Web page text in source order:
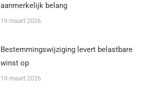
aanmerkelijk belang
19 maart 2026
Bestemmingswijziging levert belastbare
winst op
19 maart 2026